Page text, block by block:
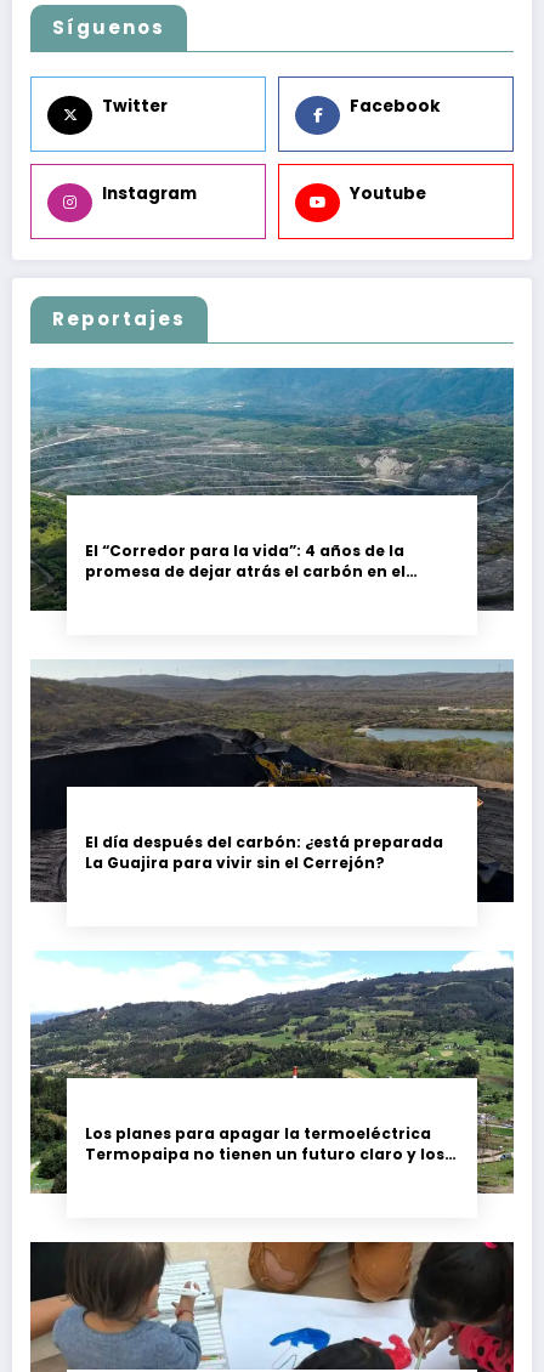
Síguenos
Twitter Facebook
Instagram Youtube
Reportajes
El “Corredor para la vida”: 4 años de la
promesa de dejar atrás el carbón en el
El día después del carbón: ¿está preparada
La Guajira para vivir sin el Cerrejón?
Los planes para apagar la termoeléctrica
Termopaipa no tienen un futuro claro y los